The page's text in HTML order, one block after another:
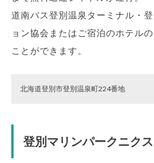
道南バス登別温泉ターミナル・
ョン協会またはご宿泊のホテル
ことができます。
北海道登別市登別温泉町224番地
登別マリンパークニクス